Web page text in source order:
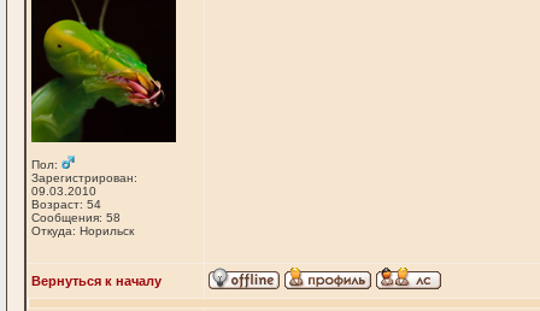
Пол:
Зарегистрирован:
09.03.2010
Возраст: 54
Сообщения: 58
Откуда: Норильск
Вернуться к началу